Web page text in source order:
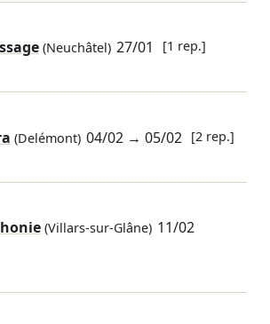
(Neuchâtel) 27/01
[1 rep.]
(Delémont) 04/02 →05/02 [2 rep.]
(Villars-sur-Glâne) 11/02